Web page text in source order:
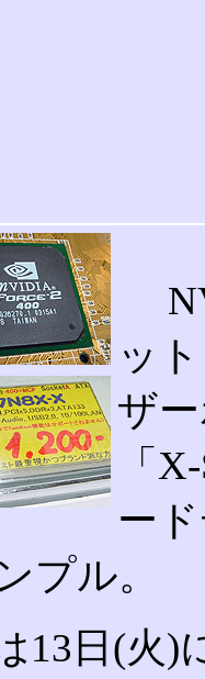
ッ
ザ
「
ー
プル。
13日(火